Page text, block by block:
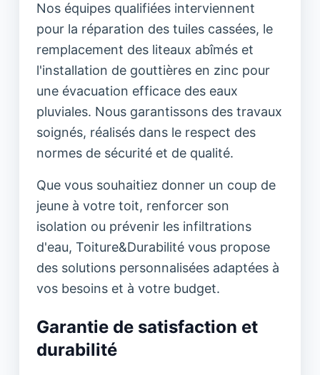
Nos équipes qualifiées interviennent
pour la réparation des tuiles cassées, le
remplacement des liteaux abîmés et
l'installation de gouttières en zinc pour
une évacuation efficace des eaux
pluviales. Nous garantissons des travaux
soignés, réalisés dans le respect des
normes de sécurité et de qualité.
Que vous souhaitiez donner un coup de
jeune à votre toit, renforcer son
isolation ou prévenir les infiltrations
d'eau, Toiture&Durabilité vous propose
des solutions personnalisées adaptées à
vos besoins et à votre budget.
Garantie de satisfaction et
durabilité